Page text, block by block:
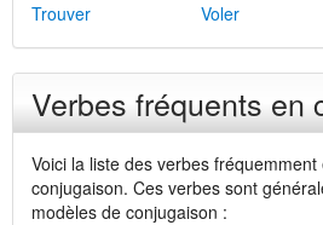
Trouver
Voler
Verbes fréquents en
Voici la liste des verbes fréquemment
conjugaison. Ces verbes sont
modèles de conjugaison :